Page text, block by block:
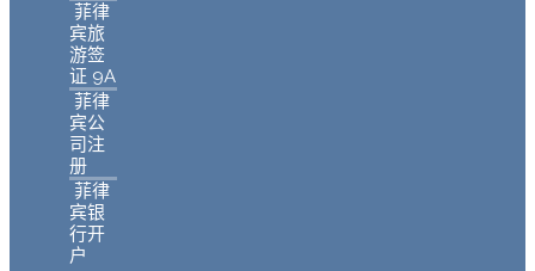
菲律
宾旅
游签
证 9A
菲律
宾公
司注
册
菲律
宾银
行开
户